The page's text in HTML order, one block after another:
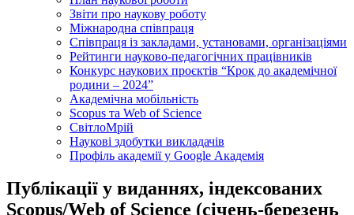
Звіти про наукову роботу
Міжнародна співпраця
Співпраця із закладами, установами, організаціями
Рейтинги науково-педагогічних працівників
Конкурс наукових проєктів “Крок до академічної
родини – 2024”
Академічна мобільність
Scopus та Web of Science
СвітлоМрій
Наукові здобутки викладачів
Профіль академії у Google Академія
Публікації у виданнях, індексованих
Scopus/Web of Science (січень-березень